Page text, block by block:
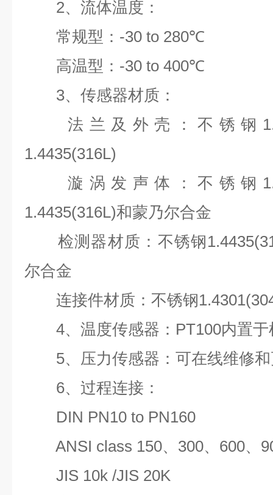
2、流体温度：
常规型：-30 to 280℃
高温型：-30 to 400℃
3、传感器材质：
法兰及外壳：不锈钢
1.4435(316L)
漩涡发声体：不锈钢
1.4435(316L)和蒙乃尔合金
检测器材质：不锈钢
尔合金
连接件材质：不锈钢
4、温度传感器：PT100内置于
5、压力传感器：可在线维修和
6、过程连接：
DIN PN10 to PN160
ANSI class 150、300、600、
JIS 10k /JIS 20K